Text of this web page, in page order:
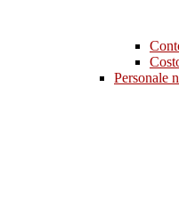
Personale